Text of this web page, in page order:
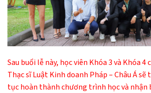
Sau buổi lễ này, học viên Khóa 3 và Khóa
Thạc sĩ Luật Kinh doanh Pháp – Châu Á
tục hoàn thành chương trình học và nhận